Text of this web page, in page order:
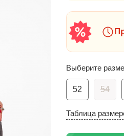
Выберите
52 54
Таблица